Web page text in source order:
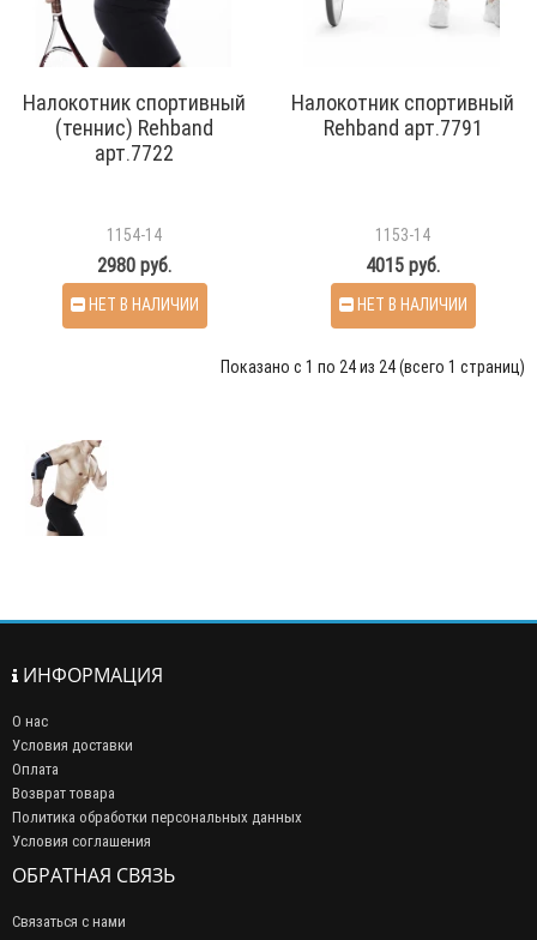
Налокотник спортивный
(теннис) Rehband
арт.7722
1154-14
2980 руб.
НЕТ В НАЛИЧИИ
Налокотник спортивный
Rehband арт.7791
1153-14
4015 руб.
НЕТ В НАЛИЧИИ
Показано с 1 по 24 из 24 (всего 1 страниц)
ИНФОРМАЦИЯ
О нас
Условия доставки
Оплата
Возврат товара
Политика обработки персональных данных
Условия соглашения
ОБРАТНАЯ СВЯЗЬ
Связаться с нами